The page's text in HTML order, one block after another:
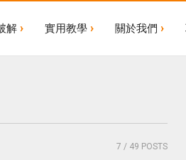
解 實用教學 關於我們
7 / 49 POSTS